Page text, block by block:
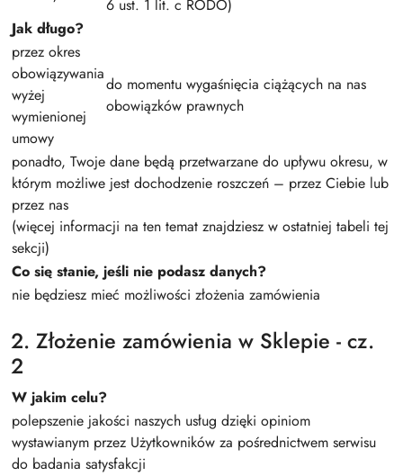
6 ust. 1 lit. c RODO)
Jak długo?
przez okres
obowiązywania
wyżej
wymienionej
umowy
do momentu wygaśnięcia ciążących na nas
obowiązków prawnych
ponadto, Twoje dane będą przetwarzane do upływu okresu, w
którym możliwe jest dochodzenie roszczeń – przez Ciebie lub
przez nas
(więcej informacji na ten temat znajdziesz w ostatniej tabeli tej
sekcji)
Co się stanie, jeśli nie podasz danych?
nie będziesz mieć możliwości złożenia zamówienia
2. Złożenie zamówienia w Sklepie - cz.
2
W jakim celu?
polepszenie jakości naszych usług dzięki opiniom
wystawianym przez Użytkowników za pośrednictwem serwisu
do badania satysfakcji